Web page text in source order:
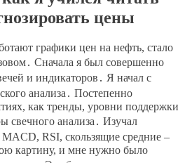
цены
графики цен на нефть, стало
Сначала я был совершенно
и индикаторов․ Я начал с
анализа․ Постепенно
как тренды, уровни поддержки
свечного анализа․ Изучал
RSI, скользящие средние –
картину, и мне нужно было